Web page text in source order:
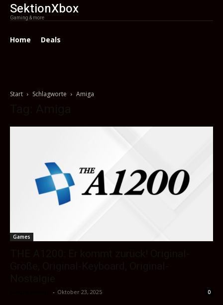
SektionXbox
Gaming & more
Home Deals
Start Schlagworte Amiga
Games
- Oktober 23, 2025 0